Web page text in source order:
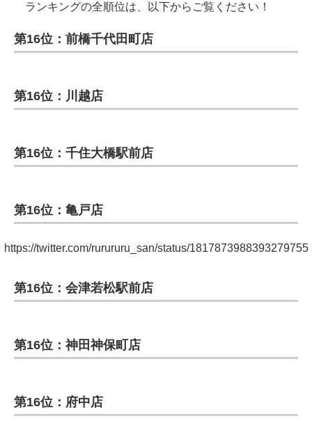
ランキングの全順位は、以下からご覧ください！
第16位：前橋千代田町店
第16位：川越店
第16位：千住大橋駅前店
第16位：亀戸店
https://twitter.com/rurururu_san/status/1817873988393279755
第16位：会津若松駅前店
第16位：神田神保町店
第16位：府中店